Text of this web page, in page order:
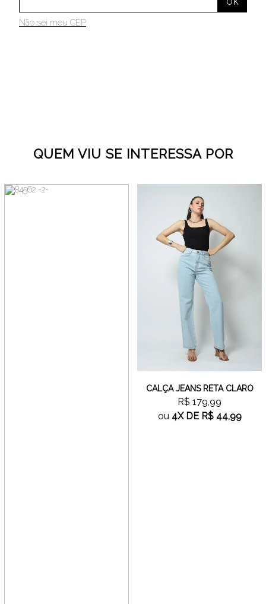
Não sei meu CEP
QUEM VIU SE INTERESSA POR
CALÇA JEANS RETA CLARO
R$ 179,99
ou 4XDE R$ 44,99